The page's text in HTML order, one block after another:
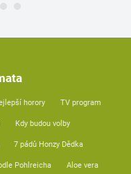
horory TV program
Kdy budou volby
7 pádů Honzy Dědka
Pohlreicha Aloe vera